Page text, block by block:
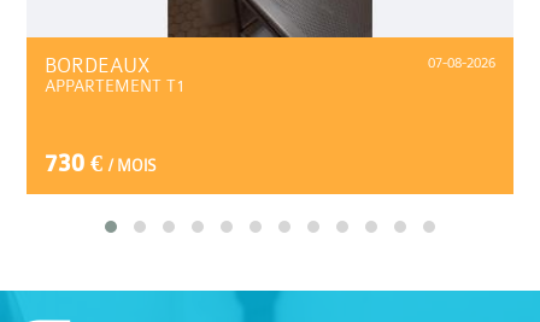
07-08-2026
BORDEAUX
APPARTEMENT T1
730 € / MOIS